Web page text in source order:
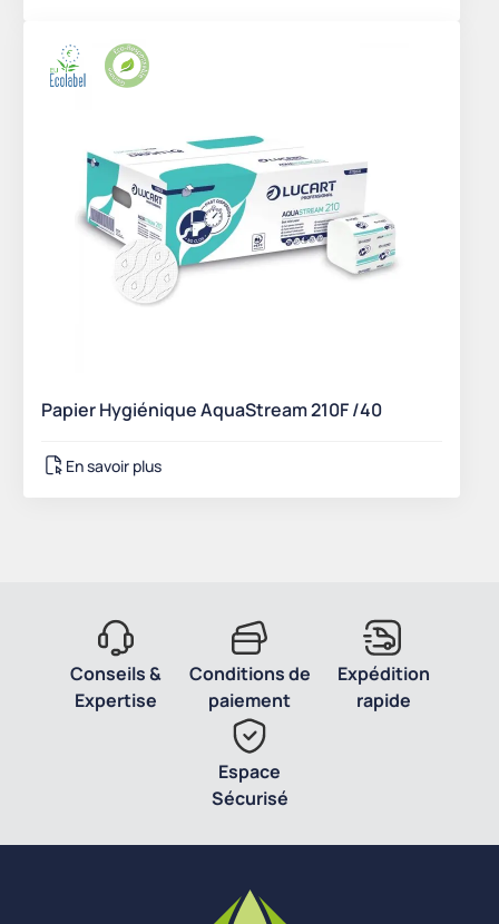
Papier Hygiénique AquaStream 210F /40
En savoir plus
Conseils &
Expertise
Conditions de
paiement
Expédition
rapide
Espace
Sécurisé